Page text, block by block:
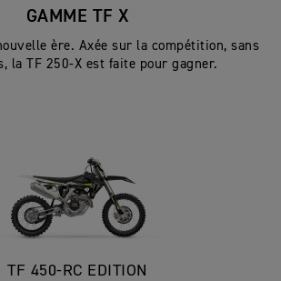
GAMME TF X
ère. Axée sur la compétition, sans
la TF 250-X est faite pour gagner.
TF 450-RC EDITION